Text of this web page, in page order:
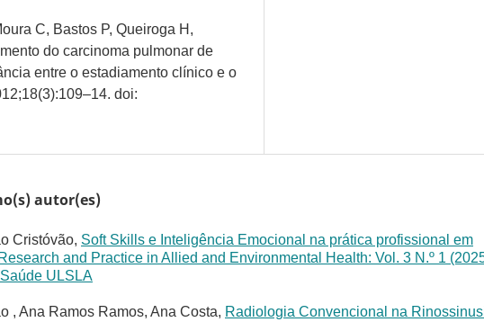
C, Bastos P, Queiroga H,
do carcinoma pulmonar de
entre o estadiamento clínico e o
doi:
autor(es)
Cristóvão, Soft Skills e Inteligência Emocional na prática profissional em
and Practice in Allied and Environmental Health: Vol. 3 N.º 1
ULSLA
, Ana Ramos Ramos, Ana Costa, Radiologia Convencional na